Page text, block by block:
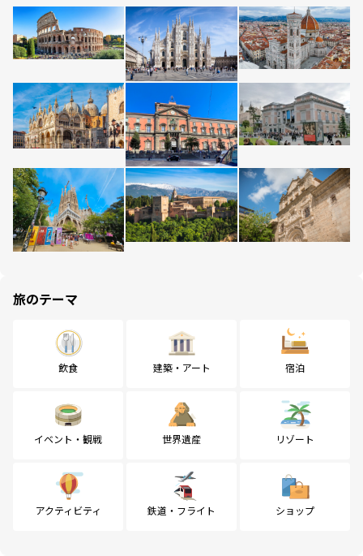
旅のテーマ
飲食 建築・アート 宿泊
イベント・観戦 世界遺産 リゾート
アクティビティ 鉄道・フライト ショップ